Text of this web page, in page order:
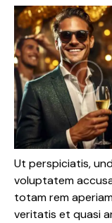
Ut perspiciatis,
voluptatem
totam rem
veritatis et quasi